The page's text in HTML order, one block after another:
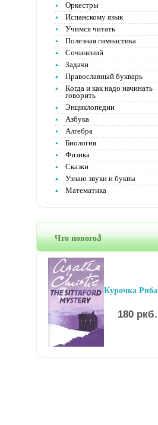
Оркестры
Испанскому язык
Учимся читать
Полезная гимнастика
Сочинений
Задачи
Православный букварь
Когда и как надо начинать
говорить
Энциклопедии
Азбука
Алгебра
Биология
Физика
Сказки
Узнаю звуки и буквы
Математика
Что новогоჰ
Курочка Ряба
180 ркб.